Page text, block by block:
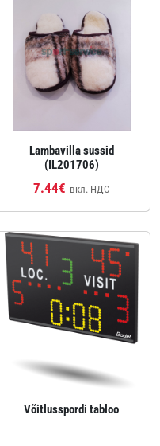
Lambavilla sussid
(IL201706)
7.44€ вкл. НДС
Võitlusspordi tabloo